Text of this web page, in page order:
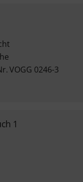
VOGG 0246-3
1